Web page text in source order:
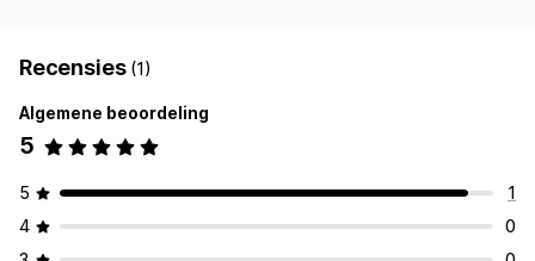
Recensies (1)
Algemene beoordeling
5
5
1
4
0